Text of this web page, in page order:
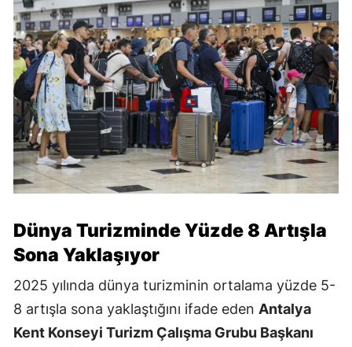
Dünya Turizminde Yüzde 8 Artışla
Sona Yaklaşıyor
2025 yılında dünya turizminin ortalama yüzde 5-
8 artışla sona yaklaştığını ifade eden Antalya
Kent Konseyi Turizm Çalışma Grubu Başkanı